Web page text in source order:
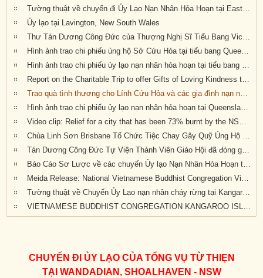
Tường thuật về chuyến đi Ủy Lạo Nạn Nhân Hỏa Hoạn tại East Gippsland, VIC và Lavington, NSW
Ủy lạo tại Lavington, New South Wales
Thư Tán Dương Công Đức của Thượng Nghị Sĩ Tiểu Bang Victoria Tiến Sĩ Kiều Tiến Dũng gởi đến Chư Tôn Đức & Tự Viện thành viên Giáo Hội trong công cuộc đóng góp ủy lạo nạn nhân hỏa hoạn tại Úc Châu (Appreciation letters from Dr Kieu Tien Dung, State Member for South-Eastern Metropolitan Region, Victoria, Australia)
Hình ảnh trao chi phiếu ủng hộ Sở Cứu Hỏa tại tiểu bang Queensland, Úc Châu
Hình ảnh trao chi phiếu ủy lạo nạn nhân hỏa hoạn tại tiểu bang New South Wales (đợt 2)
Report on the Charitable Trip to offer Gifts of Loving Kindness to Bushfire Survivors in Victoria, New South Wales and Queensland
Trao quà tình thương cho Lính Cứu Hỏa và các gia đình nạn nhân hỏa hoạn tại Wandandian, New South Wales ngày 12/2/2020
Hình ảnh trao chi phiếu ủy lạo nạn nhân hỏa hoạn tại Queensland đợt 2
Video clip: Relief for a city that has been 73% burnt by the NSW bushfires | Vietnamese Buddhists in Australia
Chùa Linh Sơn Brisbane Tổ Chức Tiệc Chay Gây Quỹ Ủng Hộ Nạn Nhân Hỏa Hoạn Úc Châu (tối Thứ Bảy 15/2/2020)
Tán Dương Công Đức Tự Viện Thành Viên Giáo Hội đã đóng góp tịnh tài giúp đỡ nạn nhân hỏa hoạn tại Úc Châu
Báo Cáo Sơ Lược về các chuyến Ủy lạo Nạn Nhân Hỏa Hoạn tại Úc Châu đầu năm 2020
Meida Release: National Vietnamese Buddhist Congregation Visit KI to give $55,500 to Local Auto Repair Project
Tường thuật về Chuyến Ủy Lạo nạn nhân cháy rừng tại Kangaroo Island, Nam Úc (ngày 24/2/2020)
VIETNAMESE BUDDHIST CONGREGATION KANGAROO ISLAND VISIT
CHUYẾN ĐI ỦY LẠO CỦA TỔNG VỤ TỪ THIẸN
TẠI WANDADIAN, SHOALHAVEN - NSW